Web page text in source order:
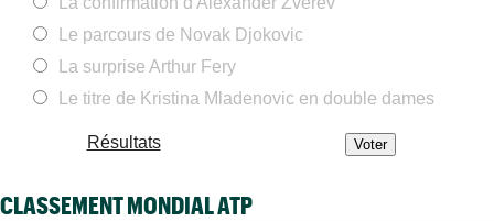
Caroline Garcia est devenue la maman d’un petit Pablo...
ATP - Cincinnati
Comme Carlos Alcaraz, Holger Rune n'ira pas à Cincinnati
ATP - Montréal
Daniil Medvedev après son échec : "Il n’y a pas d’explication"
Elsa Jacquemot va éviter les périlleuses qualifications à New
Le parcours de Novak Djokovic
La surprise Arthur Fery
Le titre de Kristina Mladenovic en double dames
Résultats
CLASSEMENT MONDIAL ATP